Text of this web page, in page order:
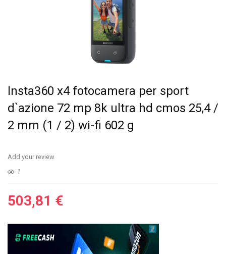
Insta360 x4 fotocamera per sport
d`azione 72 mp 8k ultra hd cmos 25,4 /
2 mm (1 / 2) wi-fi 602 g
Add your review
1
503,81 €